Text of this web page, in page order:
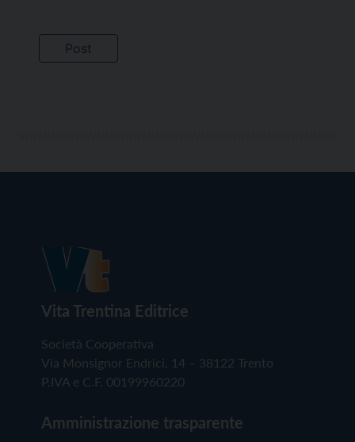
Vita Trentina Editrice
Società Cooperativa
Via Monsignor Endrici, 14 – 38122 Trento
P.IVA e C.F. 00199960220
Amministrazione trasparente